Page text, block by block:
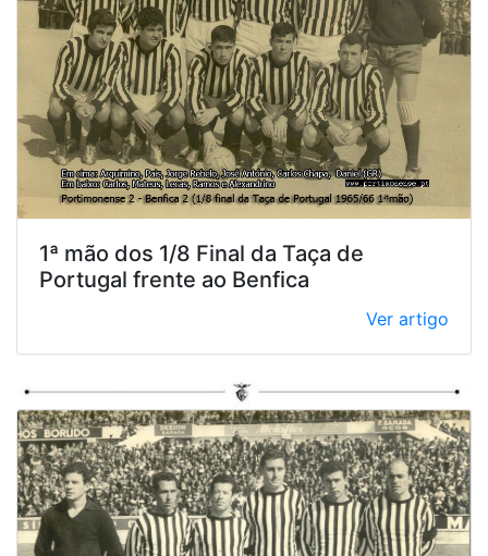
1ª mão dos 1/8 Final da Taça de
Portugal frente ao Benfica
Ver artigo